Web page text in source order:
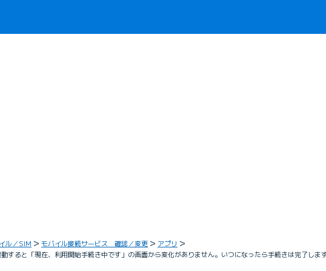
ル／SIM モバイル接続サービス 確認／変更
アプリ
動すると「現在、利用開始手続き中です」の画面から変化がありません。いつになったら手続きは完了しま